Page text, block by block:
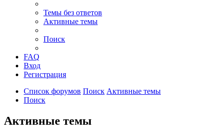
Темы без ответов
Активные темы
Поиск
FAQ
Вход
Регистрация
Список форумов Поиск Активные темы
Поиск
Активные темы